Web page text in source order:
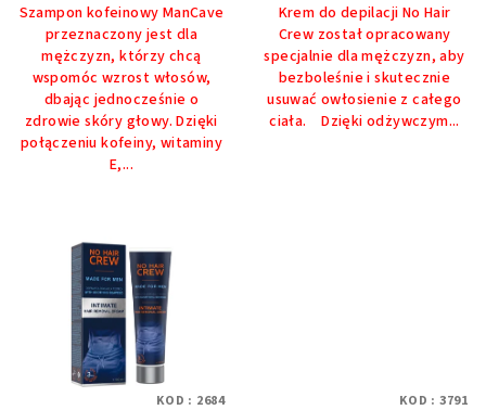
na
5
gwiazdek.
Szampon kofeinowy ManCave
przeznaczony jest dla
mężczyzn, którzy chcą
wspomóc wzrost włosów,
dbając jednocześnie o
zdrowie skóry głowy. Dzięki
połączeniu kofeiny, witaminy
E,...
na
5
gwiazdek.
Krem do depilacji No Hair
Crew został opracowany
specjalnie dla mężczyzn, aby
bezboleśnie i skutecznie
usuwać owłosienie z całego
ciała. Dzięki odżywczym...
KOD : 2684 KOD : 3791